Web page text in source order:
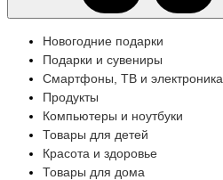
Новогодние подарки
Подарки и сувениры
Смартфоны, ТВ и электроника
Продукты
Компьютеры и ноутбуки
Товары для детей
Красота и здоровье
Товары для дома